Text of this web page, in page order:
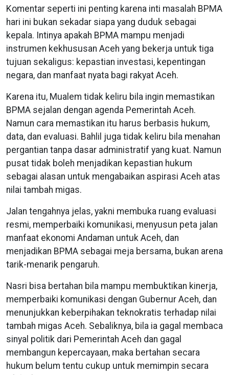
Komentar seperti ini penting karena inti masalah BPMA
hari ini bukan sekadar siapa yang duduk sebagai
kepala. Intinya apakah BPMA mampu menjadi
instrumen kekhususan Aceh yang bekerja untuk tiga
tujuan sekaligus: kepastian investasi, kepentingan
negara, dan manfaat nyata bagi rakyat Aceh.
Karena itu, Mualem tidak keliru bila ingin memastikan
BPMA sejalan dengan agenda Pemerintah Aceh.
Namun cara memastikan itu harus berbasis hukum,
data, dan evaluasi. Bahlil juga tidak keliru bila menahan
pergantian tanpa dasar administratif yang kuat. Namun
pusat tidak boleh menjadikan kepastian hukum
sebagai alasan untuk mengabaikan aspirasi Aceh atas
nilai tambah migas.
Jalan tengahnya jelas, yakni membuka ruang evaluasi
resmi, memperbaiki komunikasi, menyusun peta jalan
manfaat ekonomi Andaman untuk Aceh, dan
menjadikan BPMA sebagai meja bersama, bukan arena
tarik-menarik pengaruh.
Nasri bisa bertahan bila mampu membuktikan kinerja,
memperbaiki komunikasi dengan Gubernur Aceh, dan
menunjukkan keberpihakan teknokratis terhadap nilai
tambah migas Aceh. Sebaliknya, bila ia gagal membaca
sinyal politik dari Pemerintah Aceh dan gagal
membangun kepercayaan, maka bertahan secara
hukum belum tentu cukup untuk memimpin secara